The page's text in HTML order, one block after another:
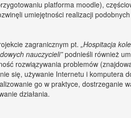
platforma moodle),
umiejętności realizacji
zagranicznym pt. „Hospitacja
nauczycieli”podnieśli również
rozwiązywania problemów
się, używanie Internetu i komputera
go w praktyce, dostrzeganie
działania.